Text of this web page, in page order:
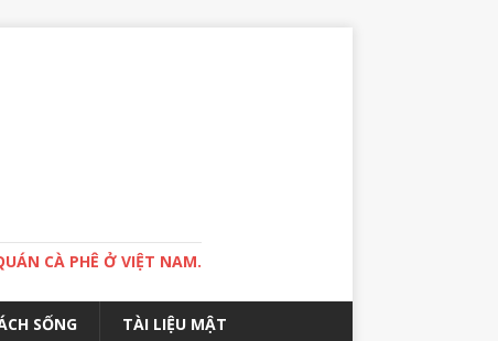
CÀ PHÊ Ở VIỆT NAM.
SỐNG TÀI LIỆU MẬT